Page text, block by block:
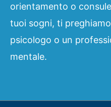
orientamento o
tuoi sogni, ti
psicologo o un
mentale.